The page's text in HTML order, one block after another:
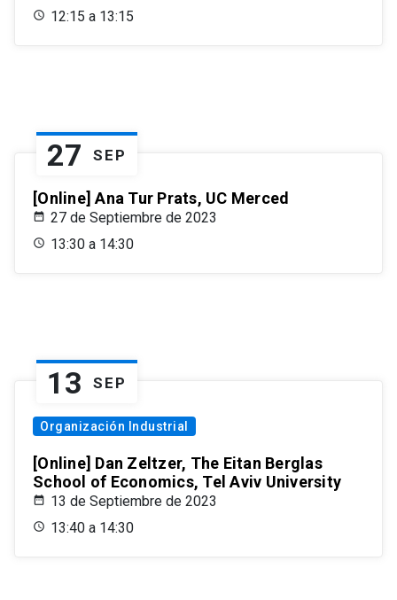
12:15 a 13:15
27 SEP
[Online] Ana Tur Prats, UC Merced
27 de Septiembre de 2023
13:30 a 14:30
13 SEP
Organización Industrial
[Online] Dan Zeltzer, The Eitan Berglas
School of Economics, Tel Aviv University
13 de Septiembre de 2023
13:40 a 14:30